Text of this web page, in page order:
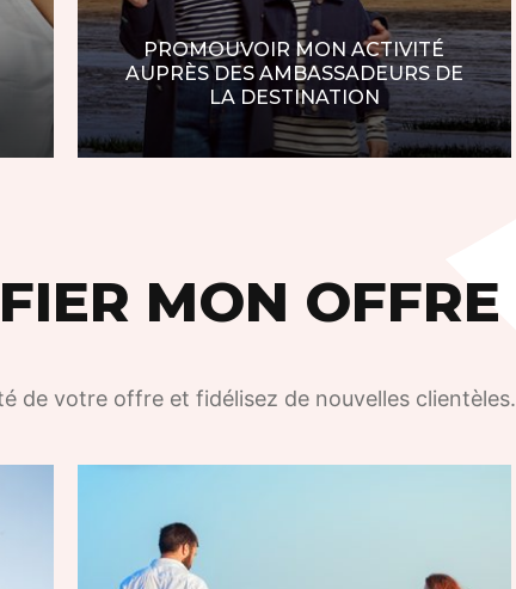
PROMOUVOIR MON ACTIVITÉ
AUPRÈS DES AMBASSADEURS DE
LA DESTINATION
MON OFFRE
de votre offre et fidélisez de nouvelles clientèles.